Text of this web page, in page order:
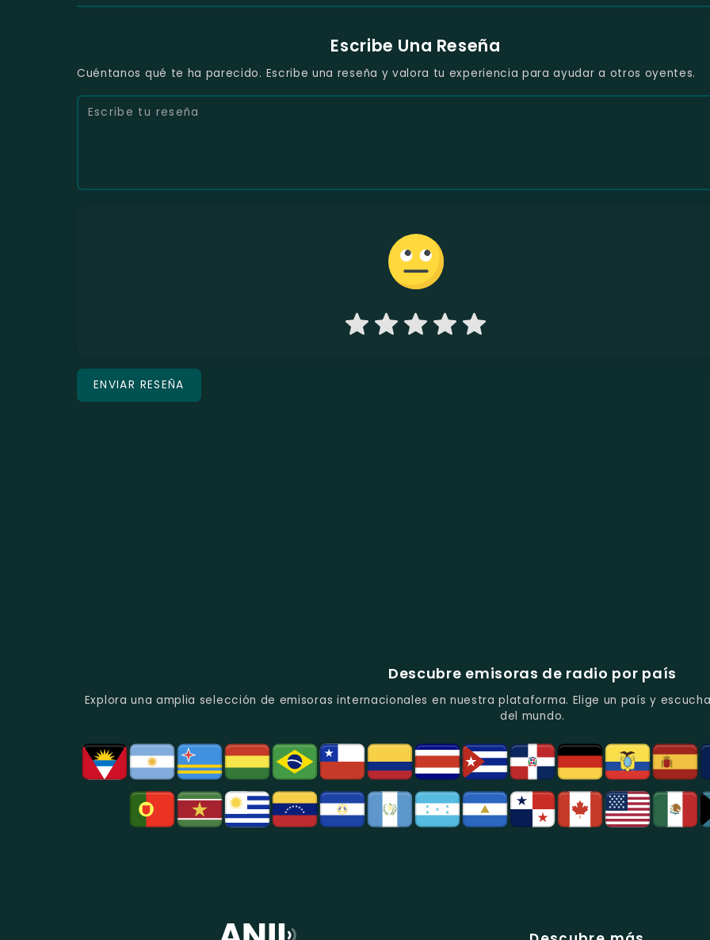
Escribe Una Reseña
Cuéntanos qué te ha parecido. Escribe una reseña y valora tu experiencia para ayudar a otros oyentes.
Descubre emisoras de radio por país
Explora una amplia selección de emisoras internacionales en nuestra plataforma. Elige un país y
del mundo.